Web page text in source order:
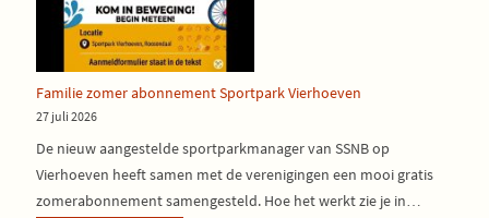
Familie zomer abonnement Sportpark Vierhoeven
27 juli 2026
De nieuw aangestelde sportparkmanager van SSNB op
Vierhoeven heeft samen met de verenigingen een mooi gratis
zomerabonnement samengesteld. Hoe het werkt zie je in…